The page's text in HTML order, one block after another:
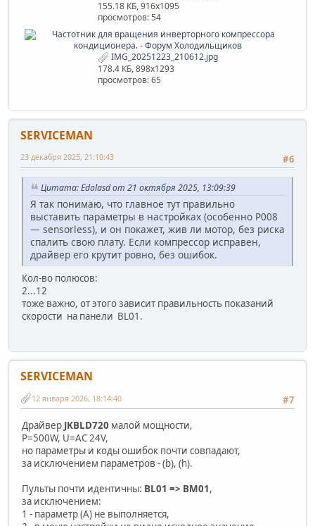
155.18 КБ, 916x1095
просмотров: 54
IMG_20251223_210612.jpg
178.4 КБ, 898x1293
просмотров: 65
SERVICEMAN
#6
23 декабря 2025, 21:10:43
Цитата: Edolasd от 21 октября 2025, 13:09:39
Я так понимаю, что главное тут правильно
выставить параметры в настройках (особенно P008
— sensorless), и он покажет, жив ли мотор, без риска
спалить свою плату. Если компрессор исправен,
драйвер его крутит ровно, без ошибок.
Кол-во полюсов:
2...12
тоже важно, от этого зависит правильность показаний
скорости на панели BL01.
SERVICEMAN
#7
12 января 2026, 18:14:40
Драйвер JKBLD720 малой мощности,
P=500W, U=AC 24V,
но параметры и коды ошибок почти совпадают,
за исключением параметров - (b), (h).
Пульты почти идентичны: BL01 => BM01,
за исключением:
1 - параметр (А) не выполняется,